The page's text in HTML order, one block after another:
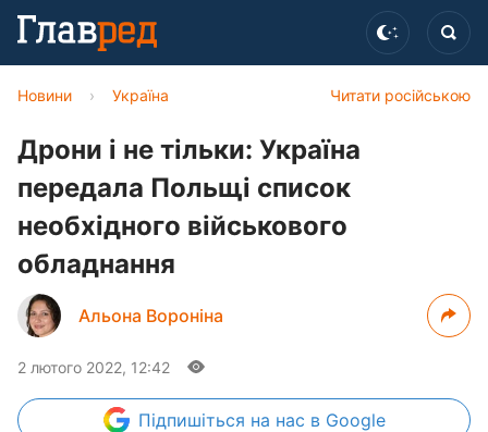
Читати російською
Новини › Україна
Дрони і не тільки: Україна
передала Польщі список
необхідного військового
обладнання
Альона Вороніна
2 лютого 2022, 12:42
Підпишіться на нас в Google